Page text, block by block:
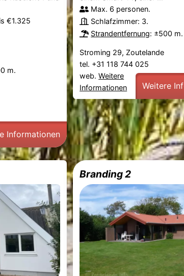
€1.325
m.
Informationen
Max. 6 personen.
Schlafzimmer: 3.
Strandentfernung: ±500 m.
Stroming 29, Zoutelande
tel. +31 118 744 025
web.Weitere
Informationen
Weitere
Branding 2